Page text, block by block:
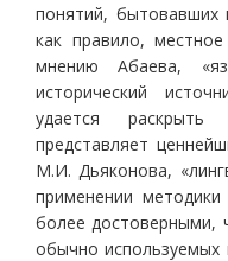
понятий, бытовавших
как правило,
мнению Абаева,
исторический
удается раскрыть
представляет
М.И. Дьяконова,
применении
более достоверными,
обычно